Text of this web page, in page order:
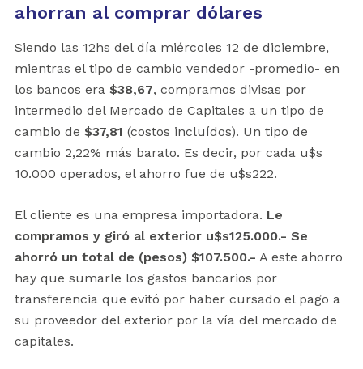
ahorran al comprar dólares
Siendo las 12hs del día miércoles 12 de diciembre,
mientras el tipo de cambio vendedor -promedio- en
los bancos era $38,67, compramos divisas por
intermedio del Mercado de Capitales a un tipo de
cambio de $37,81 (costos incluídos). Un tipo de
cambio 2,22% más barato. Es decir, por cada u$s
10.000 operados, el ahorro fue de u$s222.
El cliente es una empresa importadora. Le
compramos y giró al exterior u$s125.000.- Se
ahorró un total de (pesos) $107.500.- A este ahorro
hay que sumarle los gastos bancarios por
transferencia que evitó por haber cursado el pago a
su proveedor del exterior por la vía del mercado de
capitales.